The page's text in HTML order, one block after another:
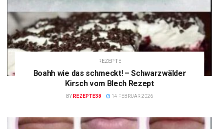
REZEPTE
Boahh wie das schmeckt! – Schwarzwälder
Kirsch vom Blech Rezept
BY REZEPTE38 14 FEBRUAR 2026